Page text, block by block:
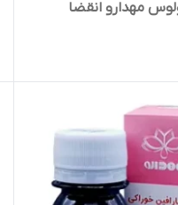
مهدارو انقضا